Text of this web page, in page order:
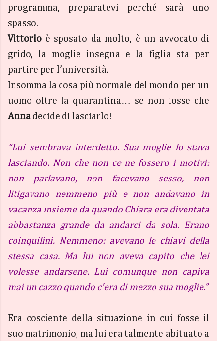
programma, preparatevi perché sarà uno
spasso.
Vittorio è sposato da molto, è un avvocato di
grido, la moglie insegna e la figlia sta per
partire per l’università.
Insomma la cosa più normale del mondo per un
uomo oltre la quarantina… se non fosse che
Anna decide di lasciarlo!
“Lui sembrava interdetto. Sua moglie lo stava
lasciando. Non che non ce ne fossero i motivi:
non parlavano, non facevano sesso, non
litigavano nemmeno più e non andavano in
vacanza insieme da quando Chiara era diventata
abbastanza grande da andarci da sola. Erano
coinquilini. Nemmeno: avevano le chiavi della
stessa casa. Ma lui non aveva capito che lei
volesse andarsene. Lui comunque non capiva
mai un cazzo quando c'era di mezzo sua moglie.”
Era cosciente della situazione in cui fosse il
suo matrimonio, ma lui era talmente abituato a